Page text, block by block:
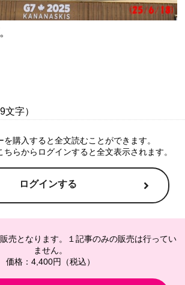
を購入すると全文読むことができます。
らからログインすると全文表示されます。
ログインする
売となります。１記事のみの販売は行ってい
ません。
価格：4,400円（税込）